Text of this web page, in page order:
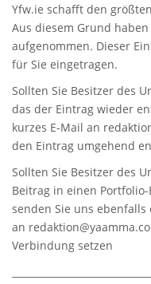
Yfw.ie schafft den
Aus diesem Grund
aufgenommen. Dieser
für Sie eingetragen.
Sollten Sie Besitzer des
das der Eintrag wieder
kurzes E-Mail an
den Eintrag umgehend
Sollten Sie Besitzer des
Beitrag in einen
senden Sie uns ebenfalls
an
Verbindung setzen